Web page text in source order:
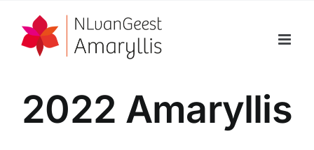
naar
inhoud
2022 Amaryllis